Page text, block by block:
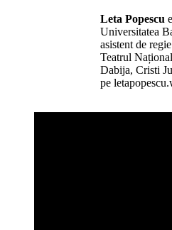
Leta Popescu
Universitatea
asistent de
Teatrul
Dabija, Cristi
pe